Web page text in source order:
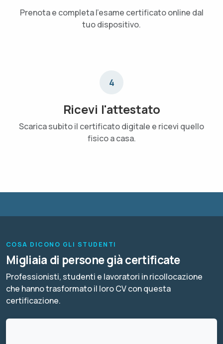
Prenota e completa l'esame certificato online dal
tuo dispositivo.
4
Ricevi l'attestato
Scarica subito il certificato digitale e ricevi quello
fisico a casa.
COSA DICONO GLI STUDENTI
Migliaia di persone già certificate
Professionisti, studenti e lavoratori in ricollocazione
che hanno trasformato il loro CV con questa
certificazione.